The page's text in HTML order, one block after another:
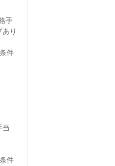
手
り
件
当
件